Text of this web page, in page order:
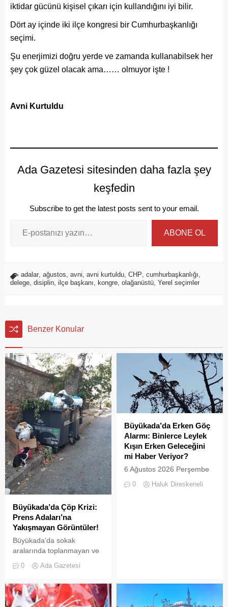
iktidar gücünü kişisel çıkarı için kullandığını iyi bilir.
Dört ay içinde iki ilçe kongresi bir Cumhurbaşkanlığı
seçimi.
Şu enerjimizi doğru yerde ve zamanda kullanabilsek her
şey çok güzel olacak ama…… olmuyor işte !
Avni Kurtuldu
Ada Gazetesi sitesinden daha fazla şey
keşfedin
Subscribe to get the latest posts sent to your email.
ABONE OL
adalar, ağustos, avni, avni kurtuldu, CHP, cumhurbaşkanlığı,
delege, disiplin, ilçe başkanı, kongre, olağanüstü, Yerel seçimler
Benzer Konular
Büyükada’da Çöp Krizi:
Prens Adaları’na
Yakışmayan Görüntüler!
Büyükada’da sokak
aralarında toplanmayan ve
biriken çöpler vatandaşların
tepkisine neden
aylarında hem yerli hem de
yabancı turistlerin akınına
0 Ada Gazetesi
Büyükada’da Erken Göç
Alarmı: Binlerce Leylek
Kışın Erken Geleceğini
mi Haber Veriyor?
6 Ağustos 2026 Perşembe
14:00 sularında Büyükada
0 Haluk Direskeneli